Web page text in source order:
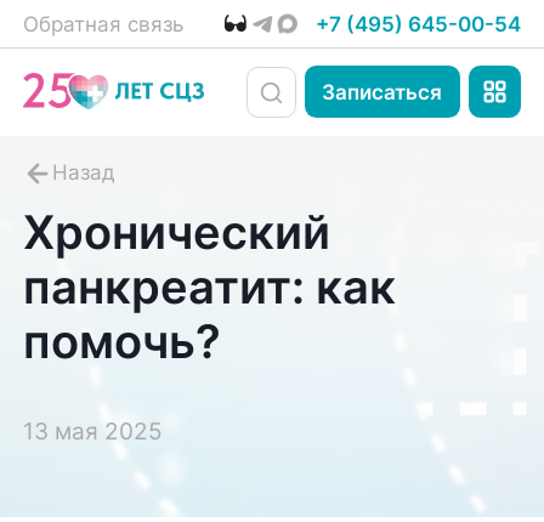
Обратная связь +7 (495) 645-00-54
Записаться
Хронический
панкреатит: как
помочь?
13 мая 2025